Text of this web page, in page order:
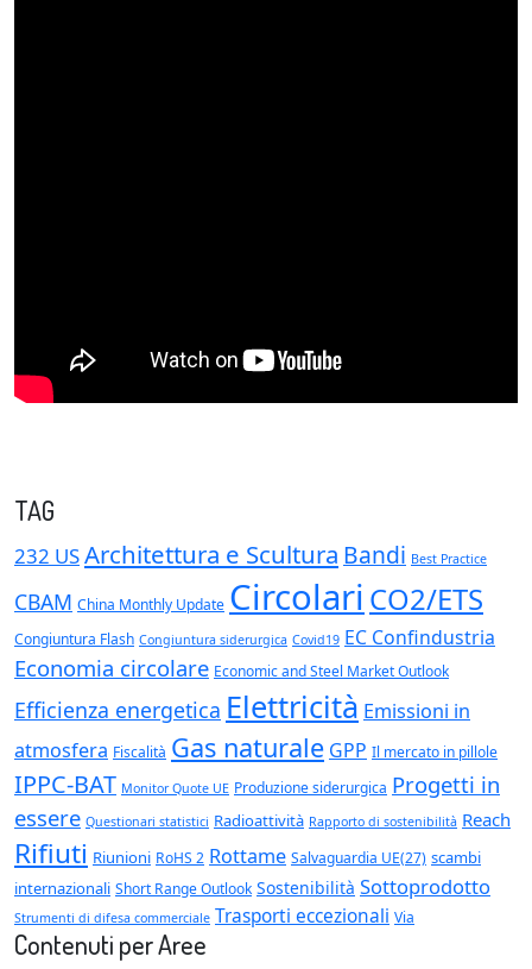
TAG
232 USArchitettura e Scultura Bandi Best Practice
CBAM China Monthly Update Circolari CO2/ETS
Congiuntura Flash Congiuntura siderurgica Covid19 EC Confindustria
Economia circolare Economic and Steel Market Outlook
Efficienza energetica Elettricità Emissioni in
atmosfera Fiscalità Gas naturale GPP Il mercato in pillole
IPPC-BAT Monitor Quote UE Produzione siderurgica Progetti in
essere Questionari statistici Radioattività Rapporto di sostenibilità Reach
Rifiuti Riunioni RoHS 2 Rottame Salvaguardia UE(27) scambi
internazionali Short Range Outlook Sostenibilità Sottoprodotto
Strumenti di difesa commerciale Trasporti eccezionali Via
Contenuti per Aree